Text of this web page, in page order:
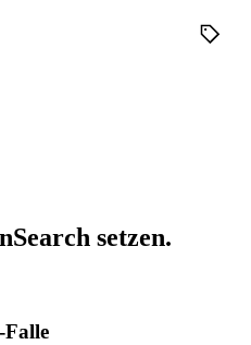
setzen.
Falle